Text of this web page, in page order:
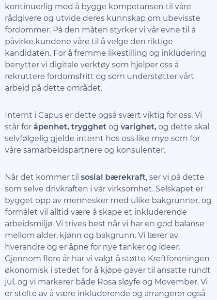
kontinuerlig med å bygge kompetansen til våre
rådgivere og utvide deres kunnskap om ubevisste
fordommer. På den måten styrker vi vår evne til å
påvirke kundene våre til å velge den riktige
kandidaten. For å fremme likestilling og inkludering
benytter vi digitale verktøy som hjelper oss å
rekruttere fordomsfritt og som understøtter vårt
arbeid på dette området.
Internt i Capus er dette også svært viktig for oss. Vi
står for åpenhet, trygghet og varighet, og dette skal
selvfølgelig gjelde internt hos oss like mye som for
våre samarbeidspartnere og konsulenter.
Når det kommer til sosial bærekraft, ser vi på dette
som selve drivkraften i vår virksomhet. Selskapet er
bygget opp av mennesker med ulike bakgrunner, og
formålet vil alltid være å skape et inkluderende
arbeidsmiljø. Vi trives best når vi har en god balanse
mellom alder, kjønn og bakgrunn. Vi lærer av
hverandre og er åpne for nye tanker og ideer.
Gjennom flere år har vi valgt å støtte Kreftforeningen
økonomisk i stedet for å kjøpe gaver til ansatte rundt
jul, og vi markerer både Rosa sløyfe og Movember. Vi
er stolte av å være inkluderende og arrangerer også